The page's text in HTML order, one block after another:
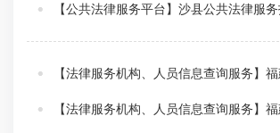
【公共法律服务平台】沙县公共法律服